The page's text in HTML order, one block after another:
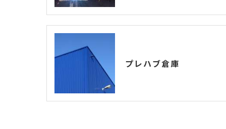
プレハブ倉庫